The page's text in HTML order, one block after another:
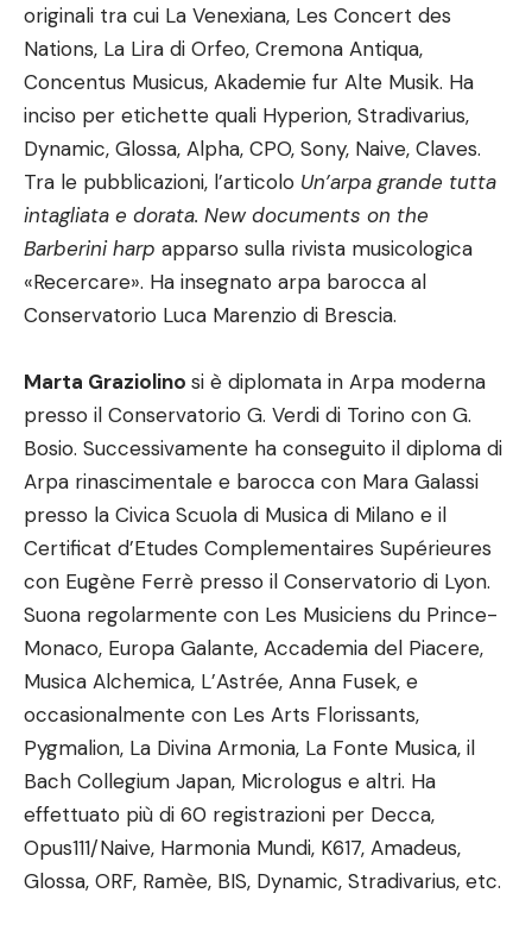
originali tra cui La Venexiana, Les Concert des
Nations, La Lira di Orfeo, Cremona Antiqua,
Concentus Musicus, Akademie fur Alte Musik. Ha
inciso per etichette quali Hyperion, Stradivarius,
Dynamic, Glossa, Alpha, CPO, Sony, Naive, Claves.
Tra le pubblicazioni, l’articolo Un’arpa grande tutta
intagliata e dorata. New documents on the
Barberini harp apparso sulla rivista musicologica
«Recercare». Ha insegnato arpa barocca al
Conservatorio Luca Marenzio di Brescia.
Marta Graziolino si è diplomata in Arpa moderna
presso il Conservatorio G. Verdi di Torino con G.
Bosio. Successivamente ha conseguito il diploma di
Arpa rinascimentale e barocca con Mara Galassi
presso la Civica Scuola di Musica di Milano e il
Certificat d’Etudes Complementaires Supérieures
con Eugène Ferrè presso il Conservatorio di Lyon.
Suona regolarmente con Les Musiciens du Prince-
Monaco, Europa Galante, Accademia del Piacere,
Musica Alchemica, L’Astrée, Anna Fusek, e
occasionalmente con Les Arts Florissants,
Pygmalion, La Divina Armonia, La Fonte Musica, il
Bach Collegium Japan, Micrologus e altri. Ha
effettuato più di 60 registrazioni per Decca,
Opus111/Naive, Harmonia Mundi, K617, Amadeus,
Glossa, ORF, Ramèe, BIS, Dynamic, Stradivarius, etc.